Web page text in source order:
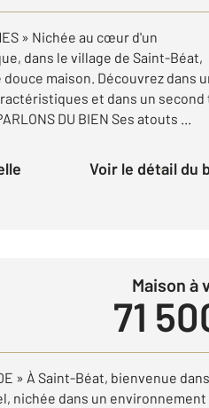
» Nichée au cœur d'un
dans le village de Saint-Béat,
maison. Découvrez dans
et dans un second
DU BIEN Ses atouts ...
Voir le détail du
Maison
71
» À Saint-Béat, bienvenue
nichée dans un environnement